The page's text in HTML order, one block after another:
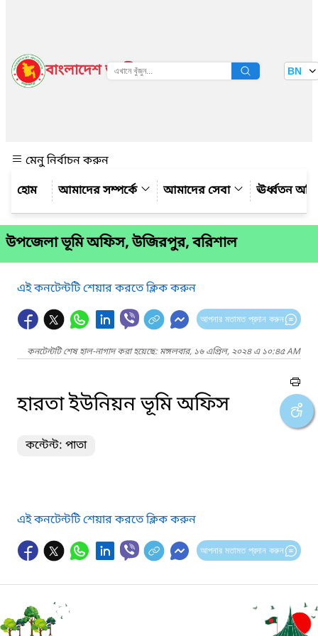
বাংলাদেশ জাতীয় তথ্য বাতায়ন BN
মেনু নির্বাচন করুন
আমাদের সম্পর্কে
আমাদের সেবা ঊর্ধ্বতন
উপজেলা ভূমি অফিস, উজিরপুর, বরিশাল
এই কনটেন্টটি শেয়ার করতে ক্লিক করুন
আপনার মতামত প্রদান করুন
কনটেন্টটি শেষ হাল-নাগাদ করা হয়েছে: মঙ্গলবার, ১৬ এপ্রিল, ২০২৪ এ ১০:৪৫ AM
হারতা ইউনিয়ন ভূমি অফিস
কন্টেন্ট: পাতা
এই কনটেন্টটি শেয়ার করতে ক্লিক করুন
আপনার মতামত প্রদান করুন